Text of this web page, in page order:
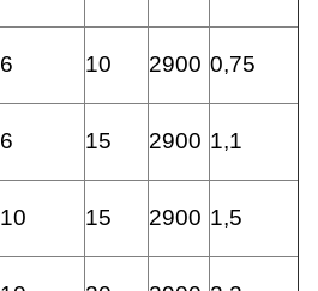
6 10 2900 0,75
6 15 2900 1,1
10 15 2900 1,5